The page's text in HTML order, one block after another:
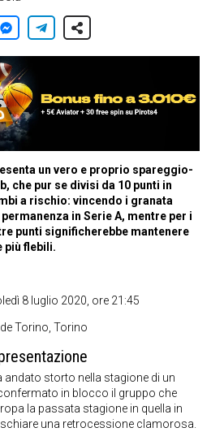
un vero e proprio spareggio-
che pur se divisi da 10 punti in
a rischio: vincendo i granata
in Serie A, mentre per i
punti significherebbe mantenere
più flebili.
8 luglio 2020, ore 21:45
Torino, Torino
andato storto nella stagione di un
in blocco il gruppo che
la passata stagione in quella in
una retrocessione clamorosa.